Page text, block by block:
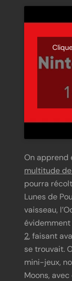
On apprend
multitude
pourra
Lunes de
vaisseau,
2, faisant
se trouvait.
mini-jeux,
Moons,